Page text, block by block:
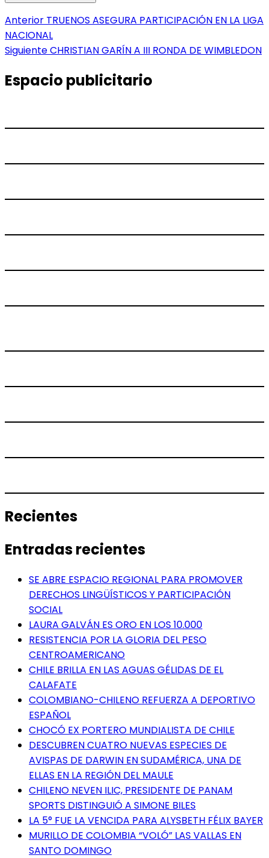
Navegación
de
Anterior Entrada
anterior:
TRUENOS ASEGURA PARTICIPACIÓN EN LA LIGA
NACIONAL
SiguienteEntrada
CHRISTIAN GARÍN A III RONDA DE WIMBLEDON
Espacio publicitario
Recientes
Entradas recientes
SE ABRE ESPACIO REGIONAL PARA PROMOVER
DERECHOS LINGÜÍSTICOS Y PARTICIPACIÓN
SOCIAL
LAURA GALVÁN ES ORO EN LOS 10.000
RESISTENCIA POR LA GLORIA DEL PESO
CENTROAMERICANO
CHILE BRILLA EN LAS AGUAS GÉLIDAS DE EL
CALAFATE
COLOMBIANO-CHILENO REFUERZA A DEPORTIVO
ESPAÑOL
CHOCÓ EX PORTERO MUNDIALISTA DE CHILE
DESCUBREN CUATRO NUEVAS ESPECIES DE
AVISPAS DE DARWIN EN SUDAMÉRICA, UNA DE
ELLAS EN LA REGIÓN DEL MAULE
CHILENO NEVEN ILIC, PRESIDENTE DE PANAM
SPORTS DISTINGUIÓ A SIMONE BILES
LA 5° FUE LA VENCIDA PARA ALYSBETH FÉLIX BAYER
MURILLO DE COLOMBIA “VOLÓ” LAS VALLAS EN
SANTO DOMINGO